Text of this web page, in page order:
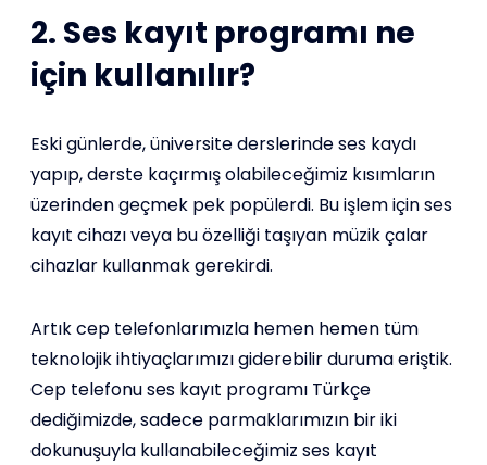
2. Ses kayıt programı ne
için kullanılır?
Eski günlerde, üniversite derslerinde ses kaydı
yapıp, derste kaçırmış olabileceğimiz kısımların
üzerinden geçmek pek popülerdi. Bu işlem için ses
kayıt cihazı veya bu özelliği taşıyan müzik çalar
cihazlar kullanmak gerekirdi.
Artık cep telefonlarımızla hemen hemen tüm
teknolojik ihtiyaçlarımızı giderebilir duruma eriştik.
Cep telefonu ses kayıt programı Türkçe
dediğimizde, sadece parmaklarımızın bir iki
dokunuşuyla kullanabileceğimiz ses kayıt